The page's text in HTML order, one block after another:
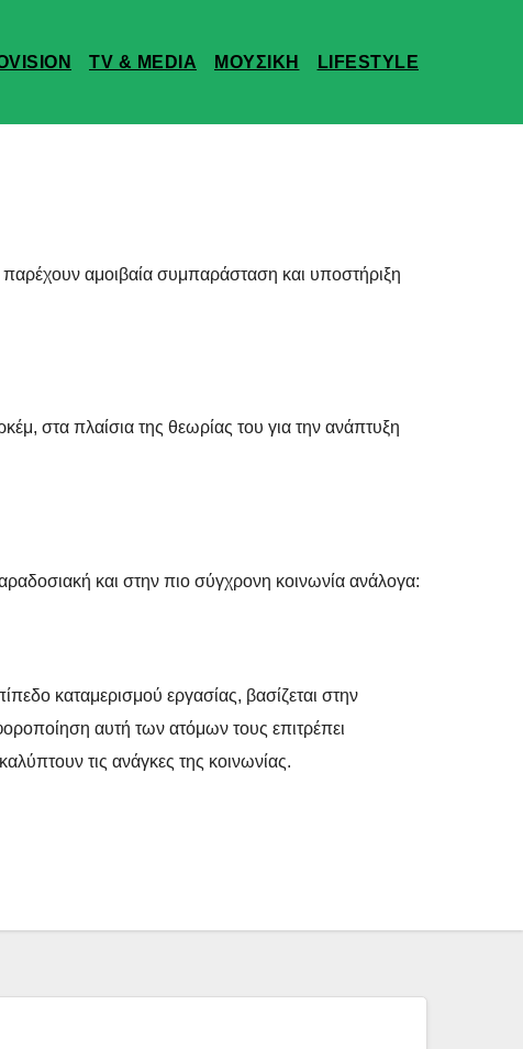
TV & MEDIA ΜΟΥΣΙΚΗ LIFESTYLE
αμοιβαία συμπαράσταση και υποστήριξη
στα πλαίσια της θεωρίας του για την ανάπτυξη
και στην πιο σύγχρονη κοινωνία ανάλογα:
καταμερισμού εργασίας, βασίζεται στην
αυτή των ατόμων τους επιτρέπει
τις ανάγκες της κοινωνίας.